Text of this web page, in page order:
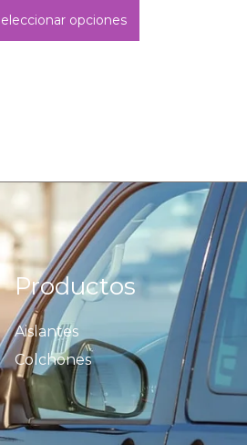
opciones
Productos
Aislantes
Colchones